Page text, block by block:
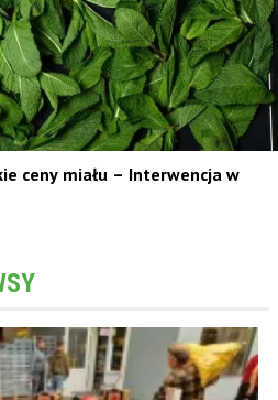
ceny miału – Interwencja w